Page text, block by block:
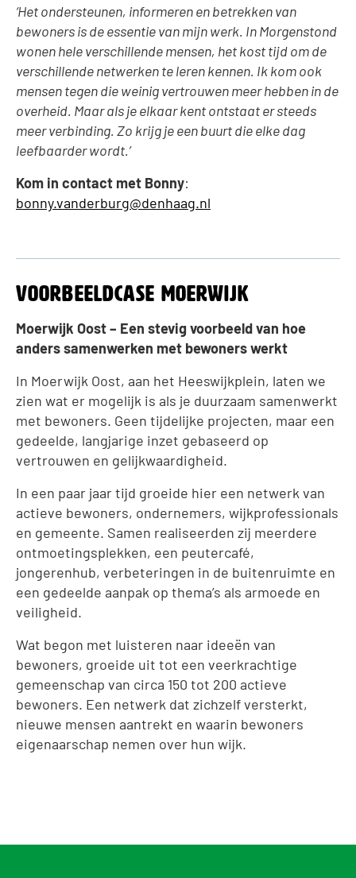
‘Het ondersteunen, informeren en betrekken van
bewoners is de essentie van mijn werk. In Morgenstond
wonen hele verschillende mensen, het kost tijd om de
verschillende netwerken te leren kennen. Ik kom ook
mensen tegen die weinig vertrouwen meer hebben in de
overheid. Maar als je elkaar kent ontstaat er steeds
meer verbinding. Zo krijg je een buurt die elke dag
leefbaarder wordt.’
Kom in contact met Bonny:
bonny.vanderburg@denhaag.nl
VoorbeeldCase Moerwijk
Moerwijk Oost – Een stevig voorbeeld van hoe
anders samenwerken met bewoners werkt
In Moerwijk Oost, aan het Heeswijkplein, laten we
zien wat er mogelijk is als je duurzaam samenwerkt
met bewoners. Geen tijdelijke projecten, maar een
gedeelde, langjarige inzet gebaseerd op
vertrouwen en gelijkwaardigheid.
In een paar jaar tijd groeide hier een netwerk van
actieve bewoners, ondernemers, wijkprofessionals
en gemeente. Samen realiseerden zij meerdere
ontmoetingsplekken, een peutercafé,
jongerenhub, verbeteringen in de buitenruimte en
een gedeelde aanpak op thema’s als armoede en
veiligheid.
Wat begon met luisteren naar ideeën van
bewoners, groeide uit tot een veerkrachtige
gemeenschap van circa 150 tot 200 actieve
bewoners. Een netwerk dat zichzelf versterkt,
nieuwe mensen aantrekt en waarin bewoners
eigenaarschap nemen over hun wijk.